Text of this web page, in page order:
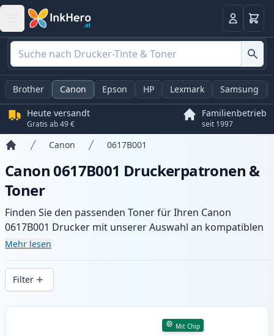
Anmelden
Brother Canon Epson HP Lexmark Samsung
Heute versandt
Gratis ab 49 €
Familienbetrieb
seit 1997
Canon 0617B001
Canon 0617B001 Druckerpatronen &
Toner
Finden Sie den passenden Toner für Ihren Canon
0617B001 Drucker mit unserer Auswahl an kompatiblen
und XL-Patronen. Profitieren Sie von gleichbleibender
in .
Mehr lesen
Filter
Produkte
Mit Chip